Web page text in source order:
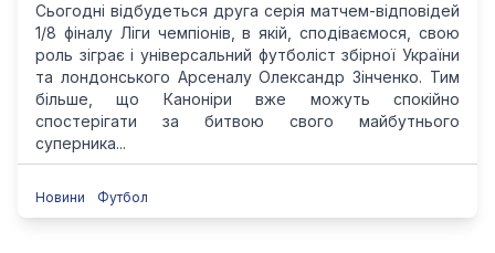
Сьогодні відбудеться друга серія матчем-відповідей
1/8 фіналу Ліги чемпіонів, в якій, сподіваємося, свою
роль зіграє і універсальний футболіст збірної України
та лондонського Арсеналу Олександр Зінченко. Тим
більше, що Каноніри вже можуть спокійно
спостерігати за битвою свого майбутнього
суперника...
Новини Футбол